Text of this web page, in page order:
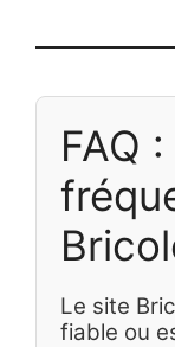
FAQ
Le site
fiable ou